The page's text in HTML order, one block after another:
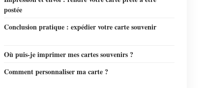
postée
Conclusion pratique : expédier votre carte souvenir
Où puis-je imprimer mes cartes souvenirs ?
Comment personnaliser ma carte ?